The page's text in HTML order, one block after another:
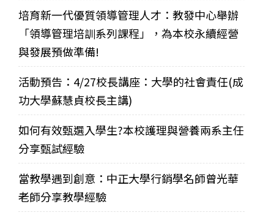
培育新一代優質領導管理人才：教發中心舉辦
「領導管理培訓系列課程」，為本校永續經營
與發展預做準備!
活動預告：4/27校長講座：大學的社會責任(成
功大學蘇慧貞校長主講)
如何有效甄選入學生?本校護理與營養兩系主任
分享甄試經驗
當教學遇到創意：中正大學行銷學名師曾光華
老師分享教學經驗